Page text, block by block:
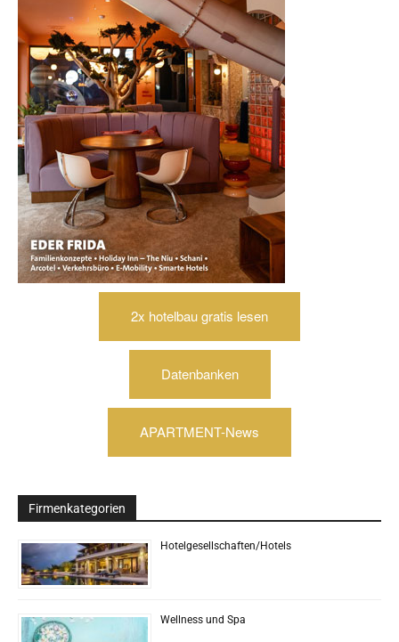
2x hotelbau gratis lesen
Datenbanken
APARTMENT-News
Firmenkategorien
Hotelgesellschaften/Hotels
Wellness und Spa